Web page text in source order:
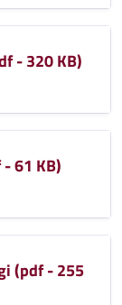
- 320 KB)
61 KB)
(pdf - 255